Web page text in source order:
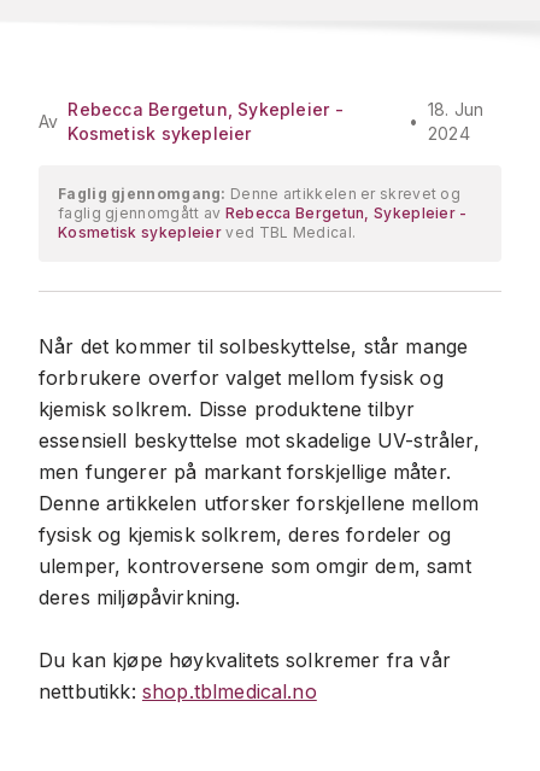
Av
Rebecca Bergetun, Sykepleier -
Kosmetisk sykepleier
•
18. Jun
2024
Faglig gjennomgang: Denne artikkelen er skrevet og
faglig gjennomgått av Rebecca Bergetun, Sykepleier -
Kosmetisk sykepleier ved TBL Medical.
Når det kommer til solbeskyttelse, står mange
forbrukere overfor valget mellom fysisk og
kjemisk solkrem. Disse produktene tilbyr
essensiell beskyttelse mot skadelige UV-stråler,
men fungerer på markant forskjellige måter.
Denne artikkelen utforsker forskjellene mellom
fysisk og kjemisk solkrem, deres fordeler og
ulemper, kontroversene som omgir dem, samt
deres miljøpåvirkning.
Du kan kjøpe høykvalitets solkremer fra vår
nettbutikk: shop.tblmedical.no